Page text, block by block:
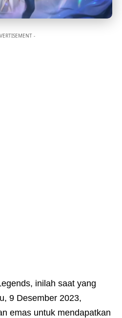
-
inilah saat yang
9 Desember 2023,
emas untuk mendapatkan